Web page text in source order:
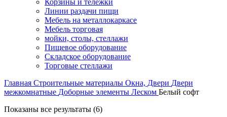
Корзины и тележки
Линии раздачи пищи
Мебель на металлокаркасе
Мебель торговая
мойки, столы, стеллажи
Пищевое оборудование
Складское оборудование
Торговые стеллажи
Главная Строительные материалы Окна, Двери Двери
межкомнатные Доборные элементы Леском Белый софт
Показаны все результаты (6)